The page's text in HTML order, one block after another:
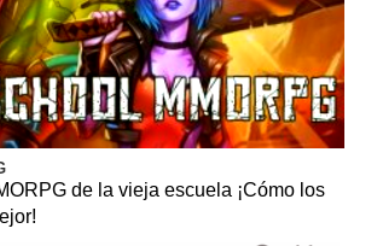
de la vieja escuela ¡Cómo los